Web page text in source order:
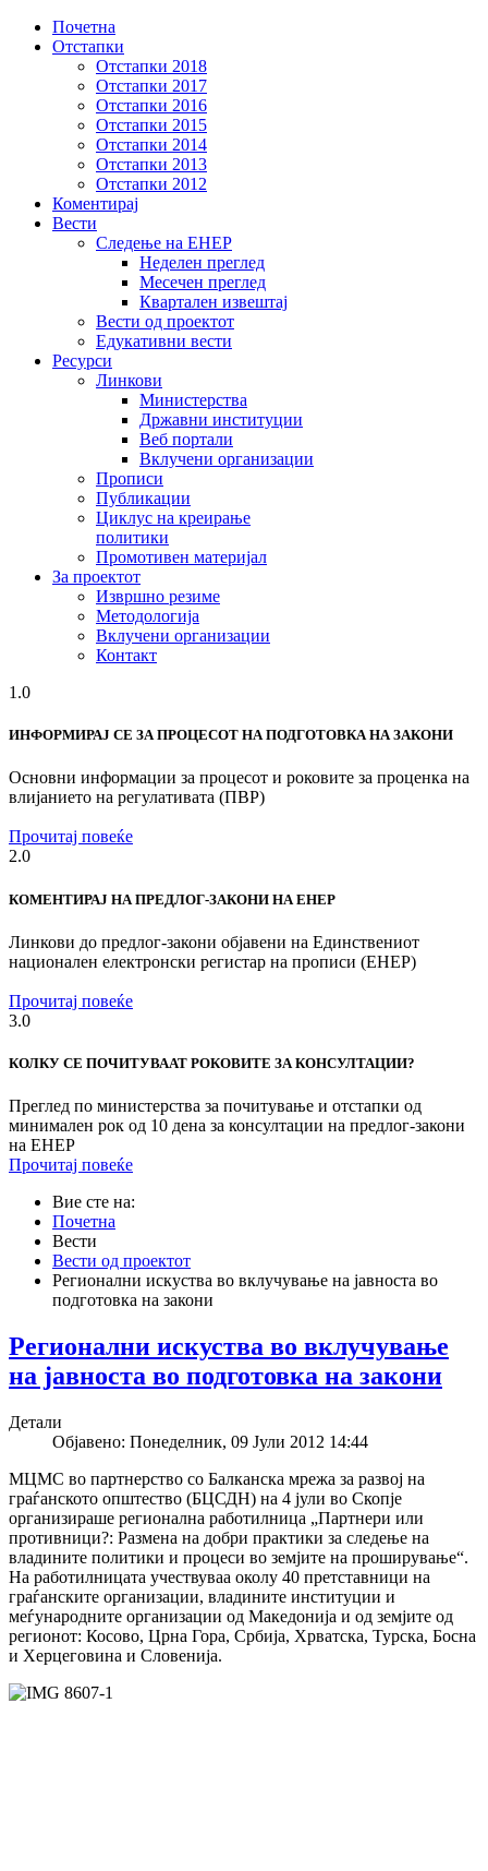
Почетна
Отстапки
Отстапки 2018
Отстапки 2017
Отстапки 2016
Отстапки 2015
Отстапки 2014
Отстапки 2013
Отстапки 2012
Коментирај
Вести
Следење на ЕНЕР
Неделен преглед
Месечен преглед
Квартален извештај
Вести од проектот
Едукативни вести
Ресурси
Линкови
Министерствa
Државни институции
Веб портали
Вклучени организации
Прописи
Публикации
Циклус на креирање
политики
Промотивен материјал
За проектот
Извршно резиме
Методологија
Вклучени организации
Контакт
1.0
ИНФОРМИРАЈ СЕ ЗА ПРОЦЕСОТ НА ПОДГОТОВКА НА ЗАКОНИ
Основни информации за процесот и роковите за проценка на
влијанието на регулативата (ПВР)
Прочитај повеќе
2.0
КОМЕНТИРАЈ НА ПРЕДЛОГ-ЗАКОНИ НА ЕНЕР
Линкови до предлог-закони објавени на Единствениот
национален електронски регистар на прописи (ЕНЕР)
Прочитај повеќе
3.0
КОЛКУ СЕ ПОЧИТУВААТ РОКОВИТЕ ЗА КОНСУЛТАЦИИ?
Преглед по министерства за почитување и отстапки од
минимален рок од 10 дена за консултации на предлог-закони
на ЕНЕР
Прочитај повеќе
Вие сте на:
Почетна
Вести
Вести од проектот
Регионални искуства во вклучување на јавноста во
подготовка на закони
Регионални искуства во вклучување
на јавноста во подготовка на закони
Детали
Објавено: Понеделник, 09 Јули 2012 14:44
МЦМС во партнерство со Балканска мрежа за развој на
граѓанското општество (БЦСДН) на 4 јули во Скопје
организираше регионална работилница „Партнери или
противници?: Размена на добри практики за следење на
владините политики и процеси во земјите на проширување“.
На работилницата учествуваа околу 40 претставници на
граѓанските организации, владините институции и
меѓународните организации од Македонија и од земјите од
регионот: Косово, Црна Гора, Србија, Хрватска, Турска, Босна
и Херцеговина и Словенија.